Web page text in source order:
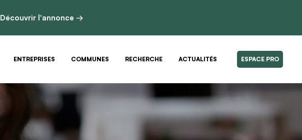
Découvrir l'annonce →
ENTREPRISES COMMUNES RECHERCHE ACTUALITÉS ESPACE PRO